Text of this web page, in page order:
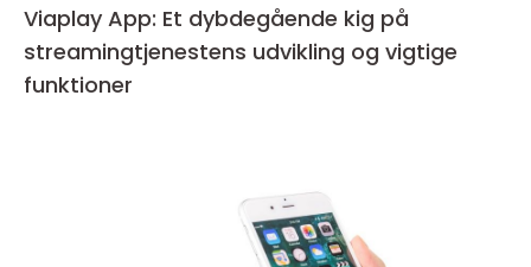
Viaplay App: Et dybdegående kig på
streamingtjenestens udvikling og vigtige
funktioner